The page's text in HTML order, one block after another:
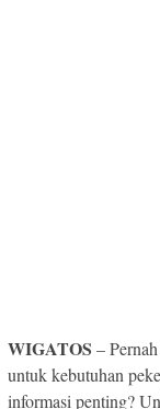
WIGATOS –
untuk kebutuhan
informasi penting?